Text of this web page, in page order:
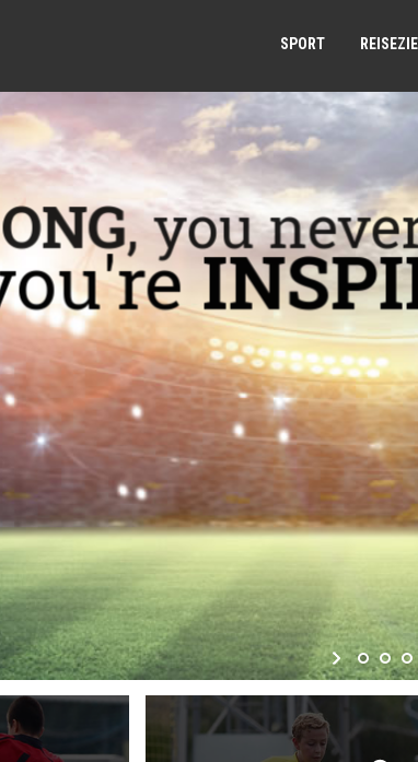
SPORT
, you